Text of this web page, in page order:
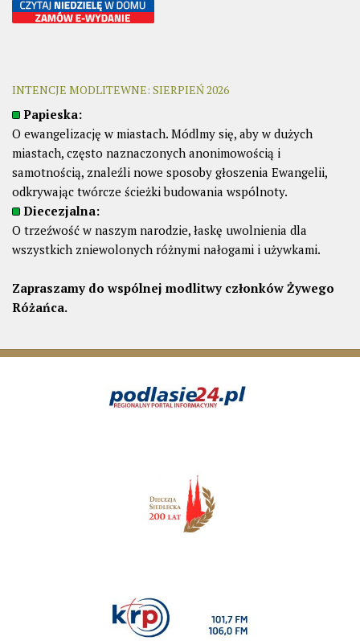
INTENCJE MODLITEWNE: SIERPIEŃ 2026
Papieska:
O ewangelizację w miastach. Módlmy się, aby w dużych
miastach, często naznaczonych anonimowością i
samotnością, znaleźli nowe sposoby głoszenia Ewangelii,
odkrywając twórcze ścieżki budowania wspólnoty.
Diecezjalna:
O trzeźwość w naszym narodzie, łaskę uwolnienia dla
wszystkich zniewolonych różnymi nałogami i używkami.
Zapraszamy do wspólnej modlitwy członków Żywego
Różańca.